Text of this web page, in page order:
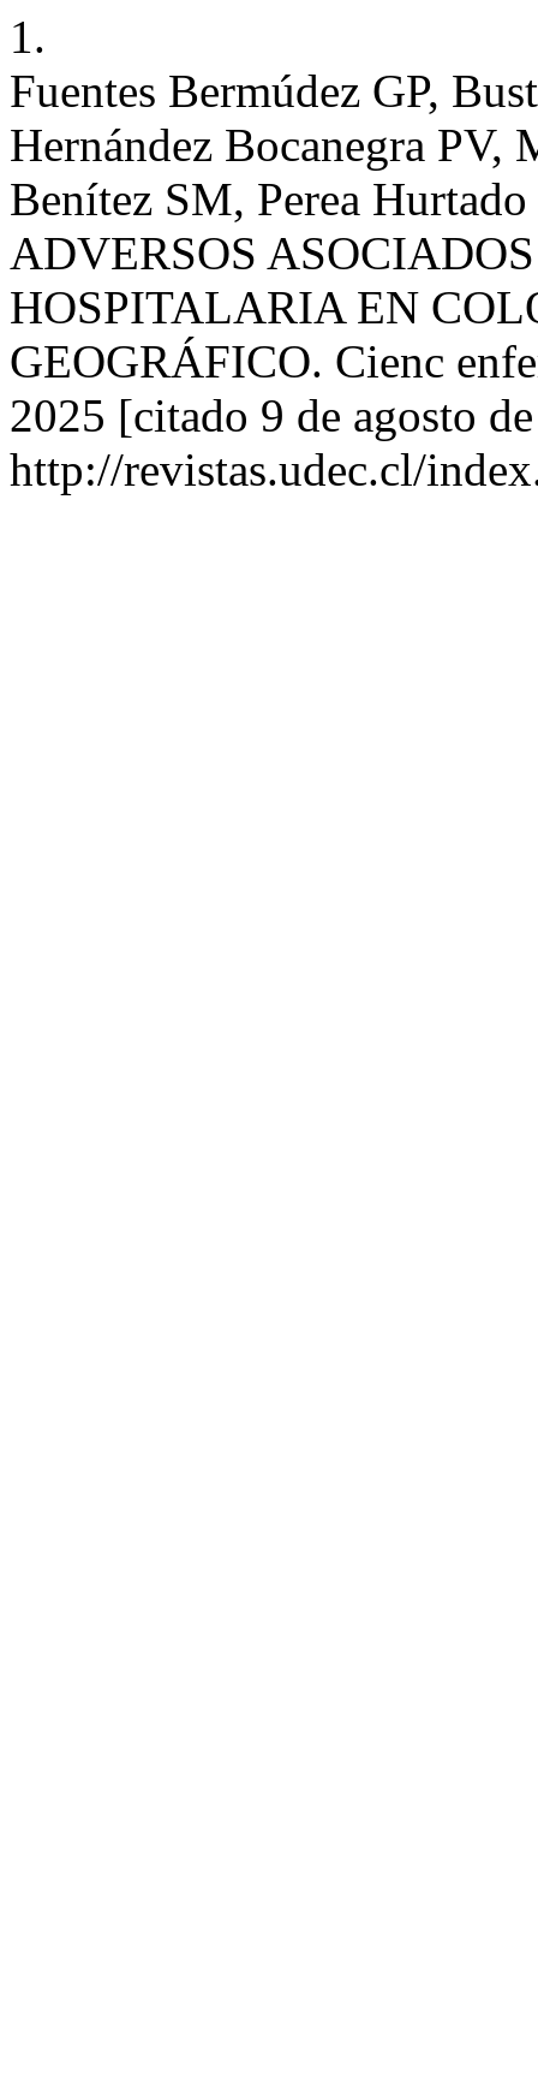
1.
Fuentes Bermúdez GP,
Hernández Bocanegra PV,
Benítez SM, Perea
ADVERSOS
HOSPITALARIA EN
GEOGRÁFICO. Cienc
2025 [citado 9 de agosto
http://revistas.udec.cl/